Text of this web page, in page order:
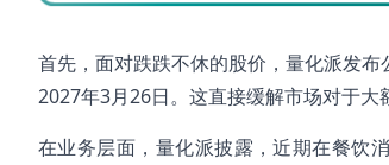
首先，面对跌跌不休的股价，量化派发
2027年3月26日。这直接缓解市场对于大
在业务层面，量化派披露，近期在餐饮